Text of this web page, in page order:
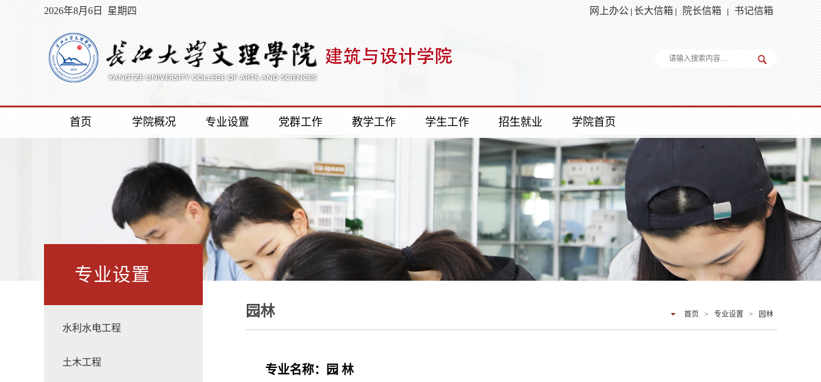
2026年8月6日 星期四 网上办公|长大信箱| 院长信箱 | 书记信箱
首页 学院概况 专业设置 党群工作 教学工作 学生工作 招生就业 学院首页
专业设置
水利水电工程
土木工程
园林 首页 > 专业设置 > 园林
专业名称：园 林